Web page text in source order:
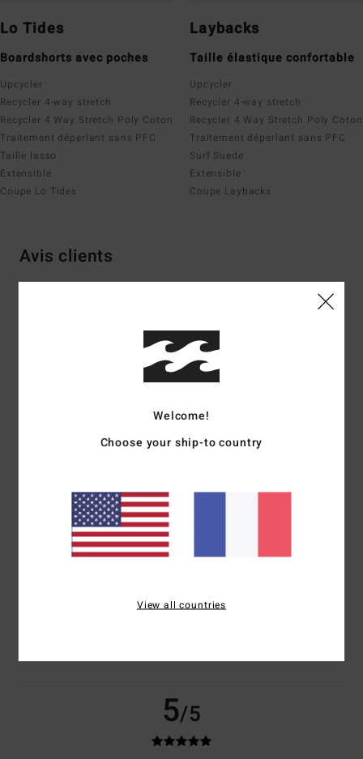
Lo Tides
Boardshorts avec poches
Upcycler
Recycler 4-way stretch
Recycler 4 Way Stretch Poly Coton
Traitement déperlant sans PFC
Taille lasso
Extensible
Coupe Lo Tides
Laybacks
Taille élastique confortable
Upcycler
Recycler 4-way stretch
Recycler 4 Way Stretch Poly Coton
Traitement déperlant sans PFC
Surf Suede
Extensible
Coupe Laybacks
Avis clients
4.7/5
50 avis vérifiés
depuis novembre 2025
82% de nos clients recommandent ce produit
Taille
Coloris
5/5
Welcome!
Choose your ship-to country
View all countries